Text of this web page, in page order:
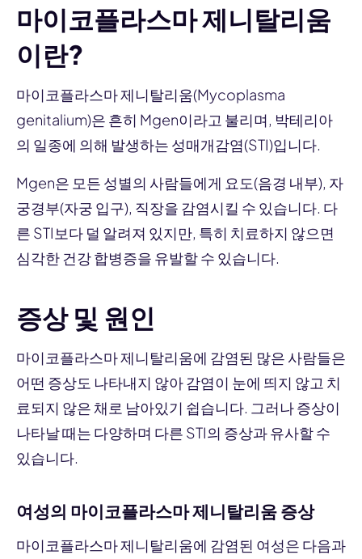
마이코플라스마 제니탈리움
이란?
마이코플라스마 제니탈리움(Mycoplasma
genitalium)은 흔히 Mgen이라고 불리며, 박테리아
의 일종에 의해 발생하는 성매개감염(STI)입니다.
Mgen은 모든 성별의 사람들에게 요도(음경 내부), 자
궁경부(자궁 입구), 직장을 감염시킬 수 있습니다. 다
른 STI보다 덜 알려져 있지만, 특히 치료하지 않으면
심각한 건강 합병증을 유발할 수 있습니다.
증상 및 원인
마이코플라스마 제니탈리움에 감염된 많은 사람들은
어떤 증상도 나타내지 않아 감염이 눈에 띄지 않고 치
료되지 않은 채로 남아있기 쉽습니다. 그러나 증상이
나타날 때는 다양하며 다른 STI의 증상과 유사할 수
있습니다.
여성의 마이코플라스마 제니탈리움 증상
마이코플라스마 제니탈리움에 감염된 여성은 다음과